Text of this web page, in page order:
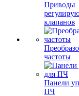
Приводы
клапанов
частоты
Панели
ПЧ